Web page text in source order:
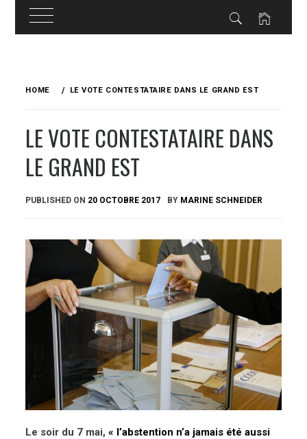
HOME LE VOTE CONTESTATAIRE DANS LE GRAND EST
LE VOTE CONTESTATAIRE DANS
LE GRAND EST
PUBLISHED ON 20 OCTOBRE 2017 BY MARINE SCHNEIDER
Le soir du 7 mai,« l’abstention n’a jamais été aussi